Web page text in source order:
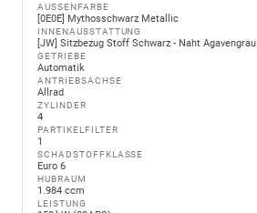
AUSSENFARBE
[0E0E] Mythosschwarz Metallic
INNENAUSSTATTUNG
[JW] Sitzbezug Stoff Schwarz - Naht Agavengrau
GETRIEBE
Automatik
ANTRIEBSACHSE
Allrad
ZYLINDER
4
PARTIKELFILTER
1
SCHADSTOFFKLASSE
Euro 6
HUBRAUM
1.984 ccm
LEISTUNG